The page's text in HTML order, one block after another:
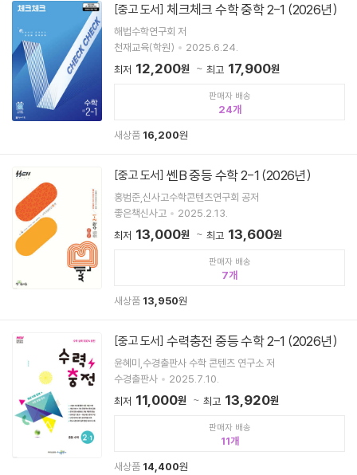
[중고 도서] 체크체크 수학 중학 2-1 (2026년)
해법수학연구회 저
천재교육(학원)
2025.6.24.
최저 12,200원 최고 17,900원
판매자 배송
24
새상품 16,200원
[중고 도서] 쎈B 중등 수학 2-1 (2026년)
홍범준,신사고수학콘텐츠연구회 공저
좋은책신사고
2025.2.13.
최저 13,000원 최고 13,600원
판매자 배송
7
새상품 13,950원
[중고 도서] 수력충전 중등 수학 2-1 (2026년)
윤혜미,수경출판사 수학 콘텐츠 연구소 저
수경출판사
2025.7.10.
최저 11,000원 최고 13,920원
판매자 배송
11
새상품 14,400원